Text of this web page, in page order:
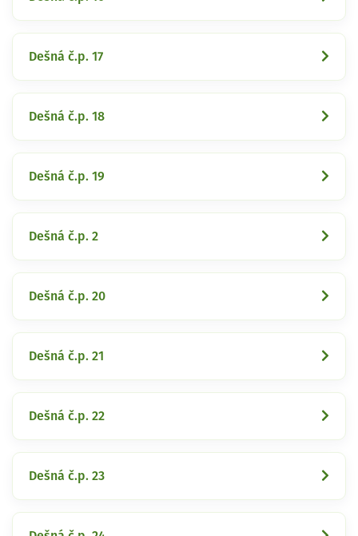
Dešná č.p. 17
Dešná č.p. 18
Dešná č.p. 19
Dešná č.p. 2
Dešná č.p. 20
Dešná č.p. 21
Dešná č.p. 22
Dešná č.p. 23